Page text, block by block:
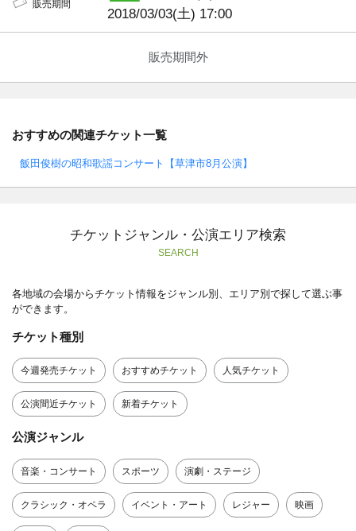
販売期間
2018/03/03(土) 17:00
販売期間外
おすすめの関連チケット一覧
飯田俊樹の昭和歌謡コンサート【草津市8月公演】
チケットジャンル・公演エリア検索
SEARCH
各地域の会場からチケット情報をジャンル別、エリア別で探して選ぶ事
ができます。
チケット種別
今週発売チケット おすすめチケット 人気チケット
公演間近チケット 新着チケット
公演ジャンル
音楽・コンサート スポーツ 演劇・ステージ
クラシック・オペラ イベント・アート レジャー 映画